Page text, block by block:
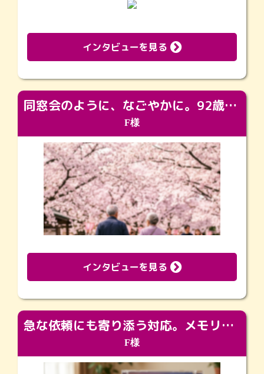
インタビューを見る
同窓会のように、なごやかに。92歳の旅立ちを彩った、再会と感謝の場
F様
インタビューを見る
急な依頼にも寄り添う対応。メモリアルコーナーで振り返る大切な日々
F様